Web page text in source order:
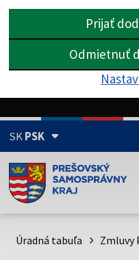
Prijať
Odmietnuť
SKPSK
Doména psk.sk je
Toto je oficiálna webová
psk.sk.
Úradná tabuľa Zmluvy